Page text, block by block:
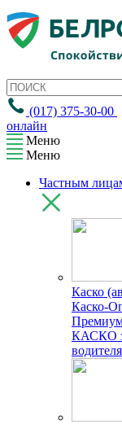
(017) 375-30-00
онлайн
Меню
Меню
Частным
Каско
Каско-
КАСКО